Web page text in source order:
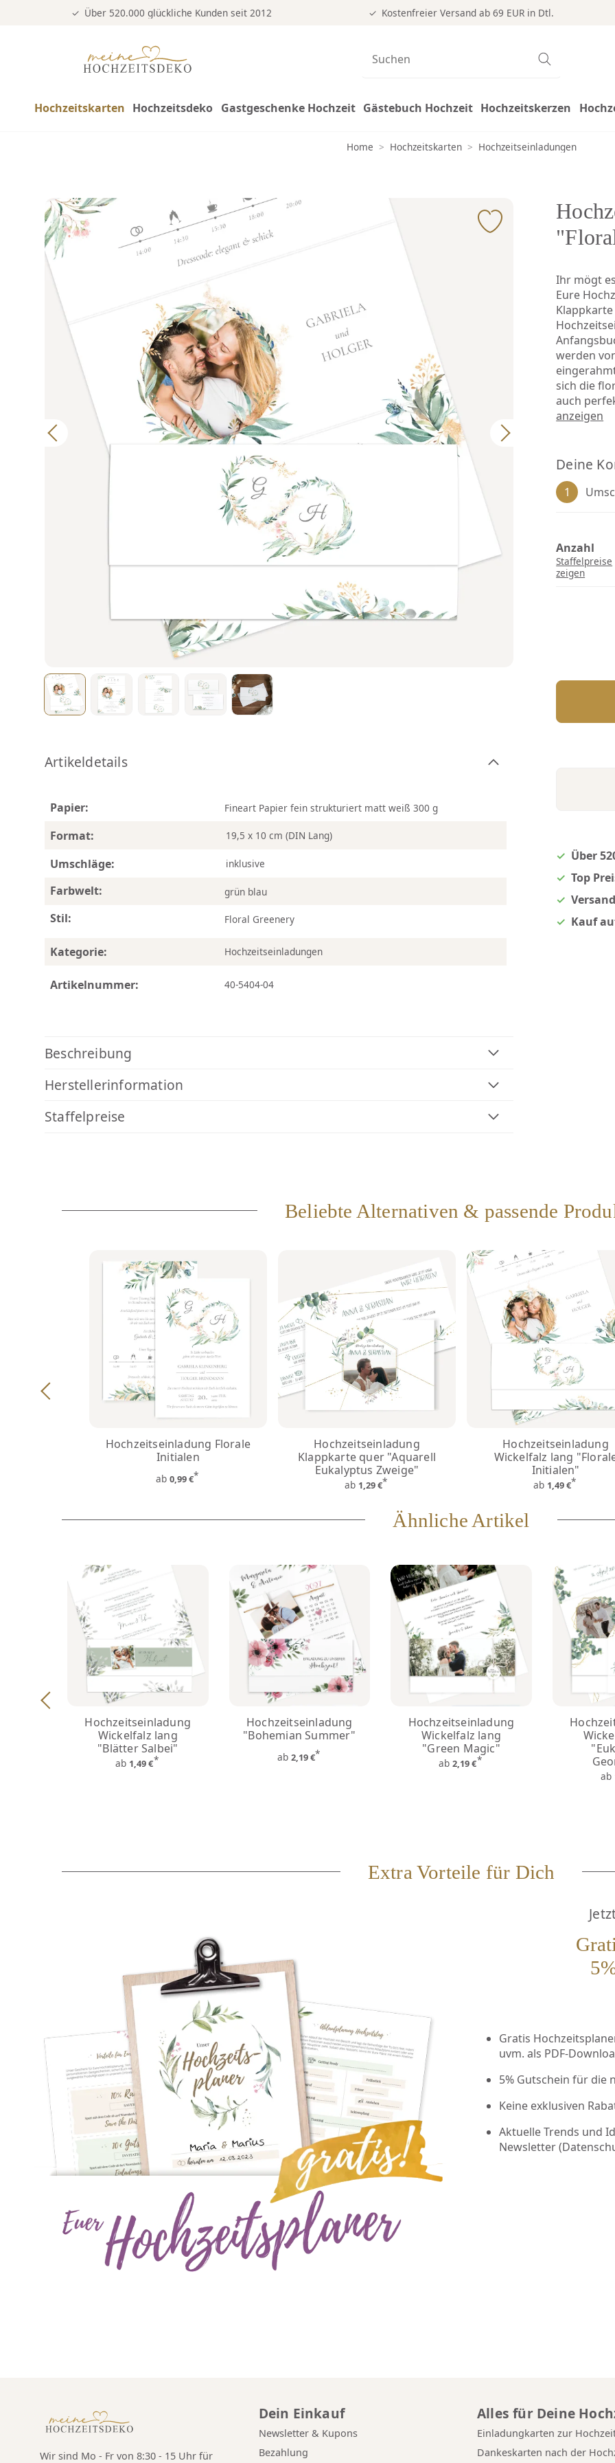
Über 520.000 glückliche Kunden seit 2012 Kostenfreier Versand ab 69 EUR in Dtl.
Hochzeitskarten Hochzeitsdeko Gastgeschenke Hochzeit Gästebuch Hochzeit Hochzeitskerzen
Home > Hochzeitskarten > Hochzeitseinladungen
Artikeldetails
Papier: Fineart Papier fein strukturiert matt weiß 300 g
Format: 19,5 x 10 cm (DIN Lang)
Umschläge: inklusive
Farbwelt: grün blau
Stil: Floral Greenery
Kategorie: Hochzeitseinladungen
Artikelnummer: 40-5404-04
Beschreibung
Herstellerinformation
Staffelpreise
Ihr mögt
Eure
werden
sich die
auch
anzeigen
Deine
1
Anzahl
Staffelpreise
zeigen
Über
Top
Kauf
Beliebte Alternativen & passende
Hochzeitseinladung Florale
Initialen
ab 0,99 €*
Hochzeitseinladung
Klappkarte quer "Aquarell
Eukalyptus Zweige"
ab 1,29 €*
Hochzeitseinladung
Wickelfalz lang
Initialen"
ab 1,49 €*
Ähnliche Artikel
Hochzeitseinladung
Wickelfalz lang
"Blätter Salbei"
ab 1,49 €*
Hochzeitseinladung
"Bohemian Summer"
ab 2,19 €*
Hochzeitseinladung
Wickelfalz lang
"Green Magic"
ab 2,19 €*
ab
Extra Vorteile für Dich
Gratis
uvm. als PDF-
5% Gutschein für die
Keine exklusiven
Aktuelle Trends und
Newsletter (
Wir sind Mo - Fr von 8:30 - 15 Uhr für
Dein Einkauf
Newsletter & Kupons
Bezahlung
Alles für Deine
Einladungkarten zur
Dankeskarten nach der